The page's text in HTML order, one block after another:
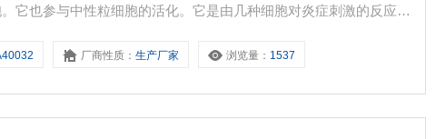
它也参与中性粒细胞的活化。它是由几种细胞对炎症刺激的反应而
厂商性质：生产厂家 浏览量： 1537